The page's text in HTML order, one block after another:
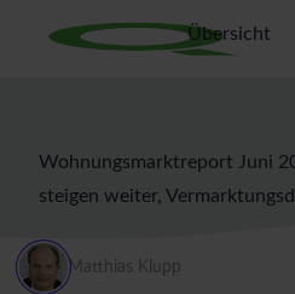
Übersicht
Wohnungsmarktreport Juni
steigen weiter,
Matthias Klupp